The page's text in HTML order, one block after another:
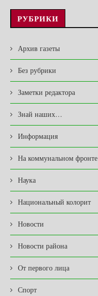
РУБРИКИ
Архив газеты
Без рубрики
Заметки редактора
Знай наших…
Информация
На коммунальном фронте
Наука
Национальный колорит
Новости
Новости района
От первого лица
Спорт